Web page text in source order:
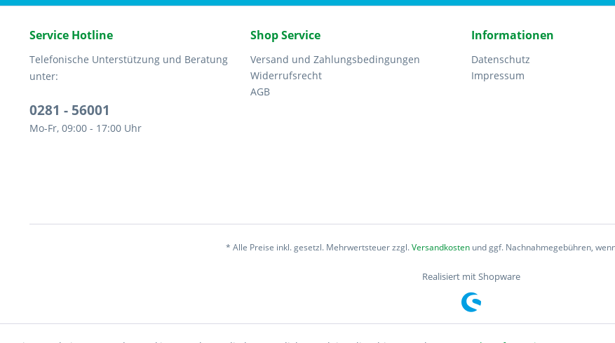
Service Hotline
Telefonische Unterstützung und Beratung
unter:
0281 - 56001
Mo-Fr, 09:00 - 17:00 Uhr
Shop Service
Versand und Zahlungsbedingungen
Widerrufsrecht
AGB
Informationen
Datenschutz
Impressum
* Alle Preise inkl. gesetzl. Mehrwertsteuer zzgl.Versandkostenund ggf. Nachnahmegebühren,
Realisiert mit Shopware